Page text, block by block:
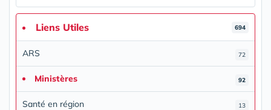
Liens Utiles 694
ARS 72
Ministères 92
Santé en région 13